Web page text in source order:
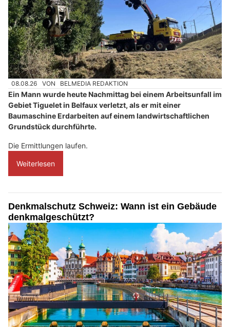
08.08.26 VON BELMEDIA REDAKTION
Ein Mann wurde heute Nachmittag bei einem Arbeitsunfall im
Gebiet Tiguelet in Belfaux verletzt, als er mit einer
Baumaschine Erdarbeiten auf einem landwirtschaftlichen
Grundstück durchführte.
Die Ermittlungen laufen.
Weiterlesen
Denkmalschutz Schweiz: Wann ist ein Gebäude
denkmalgeschützt?